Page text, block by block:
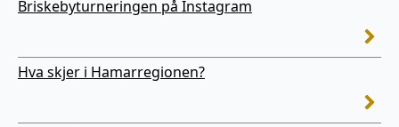
Briskebyturneringen på Instagram
Hva skjer i Hamarregionen?